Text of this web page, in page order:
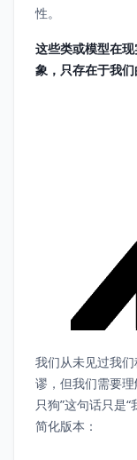
性。
这些类或模型在
象，只存在于我
我们从未见过我
谬，但我们需要
只狗”这句话只是
简化版本：